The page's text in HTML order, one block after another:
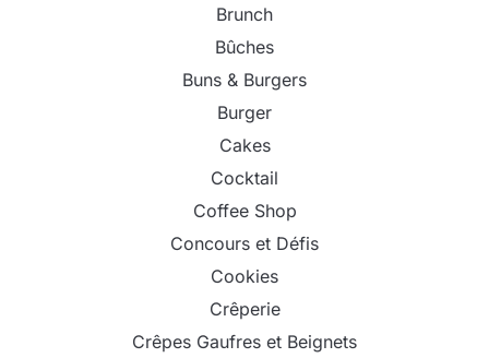
Brunch
Bûches
Buns & Burgers
Burger
Cakes
Cocktail
Coffee Shop
Concours et Défis
Cookies
Crêperie
Crêpes Gaufres et Beignets